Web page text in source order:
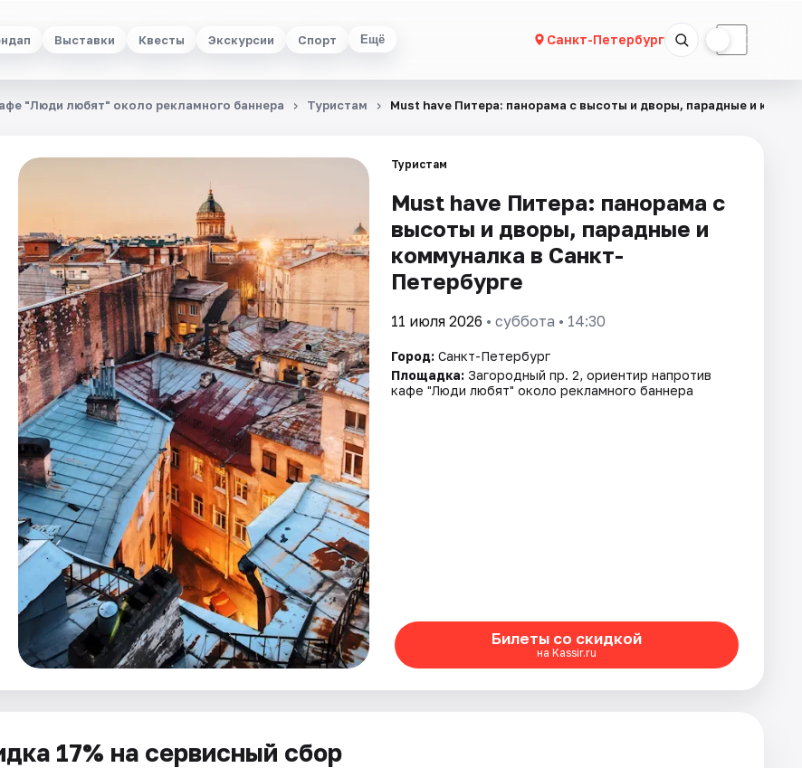
Выставки Квесты Экскурсии Спорт Ещё Санкт-Петербург ☾
"Люди любят" около рекламного баннера Туристам Must have Питера: панорама с высоты и дворы, парадные и
Туристам
Must have Питера: панорама с
высоты и дворы, парадные и
коммуналка в Санкт-
Петербурге
11 июля 2026 • суббота • 14:30
Город: Санкт-Петербург
Площадка: Загородный пр. 2, ориентир напротив
кафе "Люди любят" около рекламного баннера
Билеты со скидкой
на Kassir.ru
17% на сервисный сбор